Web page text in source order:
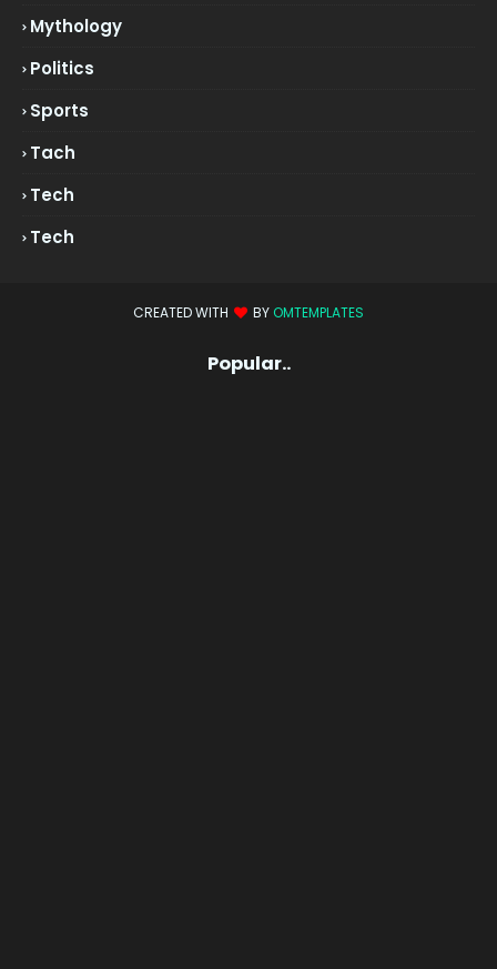
Mythology
Politics
Sports
Tach
Tech
Tech
CREATED WITH BY OMTEMPLATES
Popular..